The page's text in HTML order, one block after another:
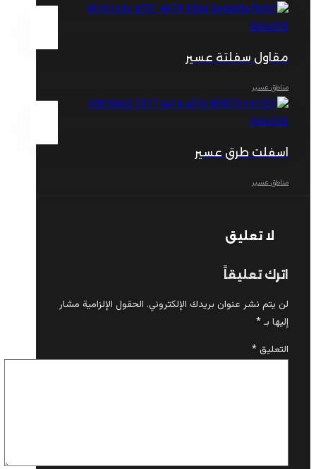
مقاول سفلتة عسير
مناطق عسير
اسفلت طرق عسير
مناطق عسير
لا تعليق
اترك تعليقاً
لن يتم نشر عنوان بريدك الإلكتروني. الحقول الإلزامية مشار
إليها بـ*
التعليق*